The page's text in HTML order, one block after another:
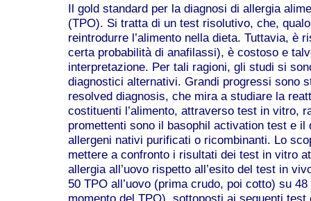
Il gold standard per la diagnosi di allergia
(TPO). Si tratta di un test risolutivo, che,
reintrodurre l’alimento nella dieta. Tuttavia, è
certa probabilità di anafilassi), è costoso e
interpretazione. Per tali ragioni, gli studi si
diagnostici alternativi. Grandi progressi sono
resolved diagnosis, che mira a studiare la
costituenti l’alimento, attraverso test in vitro,
promettenti sono il basophil activation test e
allergeni nativi purificati o ricombinanti. Lo
mettere a confronto i risultati dei test in vitro
allergia all’uovo rispetto all’esito del test in
50 TPO all’uovo (prima crudo, poi cotto) su
momento del TPO), sottoposti ai seguenti